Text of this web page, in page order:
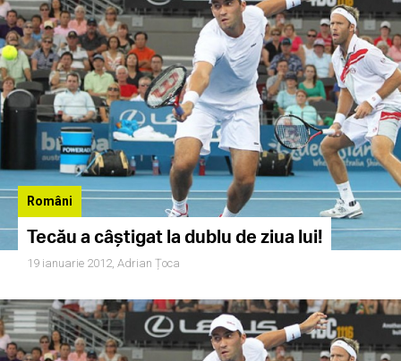
Români
Tecău a câştigat la dublu de ziua lui!
19 ianuarie 2012, Adrian Țoca